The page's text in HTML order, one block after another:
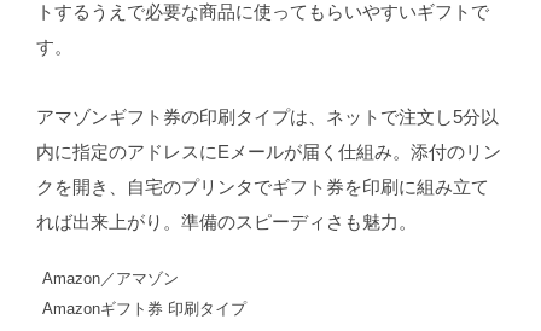
トするうえで必要な商品に使ってもらいやすいギフトで
す。
アマゾンギフト券の印刷タイプは、ネットで注文し5分以
内に指定のアドレスにEメールが届く仕組み。添付のリン
クを開き、自宅のプリンタでギフト券を印刷に組み立て
れば出来上がり。準備のスピーディさも魅力。
Amazon／アマゾン
Amazonギフト券 印刷タイプ